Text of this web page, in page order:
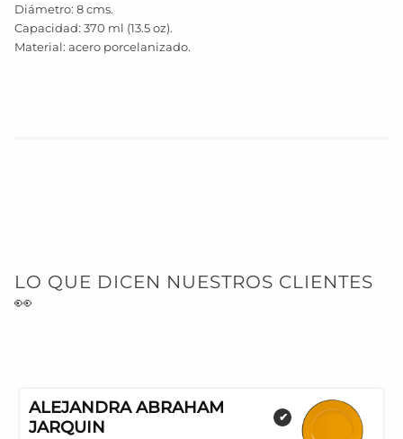
Diámetro: 8 cms.
Capacidad: 370 ml (13.5 oz).
Material: acero porcelanizado.
LO QUE DICEN NUESTROS CLIENTES
👀
ALEJANDRA ABRAHAM
JARQUIN
✔